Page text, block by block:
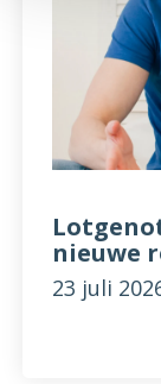
nieuwe
23 juli